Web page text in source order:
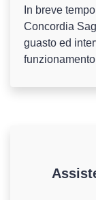
In breve
Concordia
guasto ed